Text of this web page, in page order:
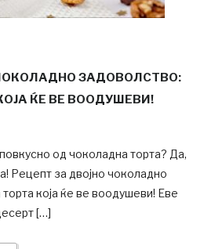
ЗАДОВОЛСТВО:
ЌЕ ВЕ ВООДУШЕВИ!
од чоколадна торта? Да,
Рецепт за двојно чоколадно
која ќе ве воодушеви! Еве
[…]